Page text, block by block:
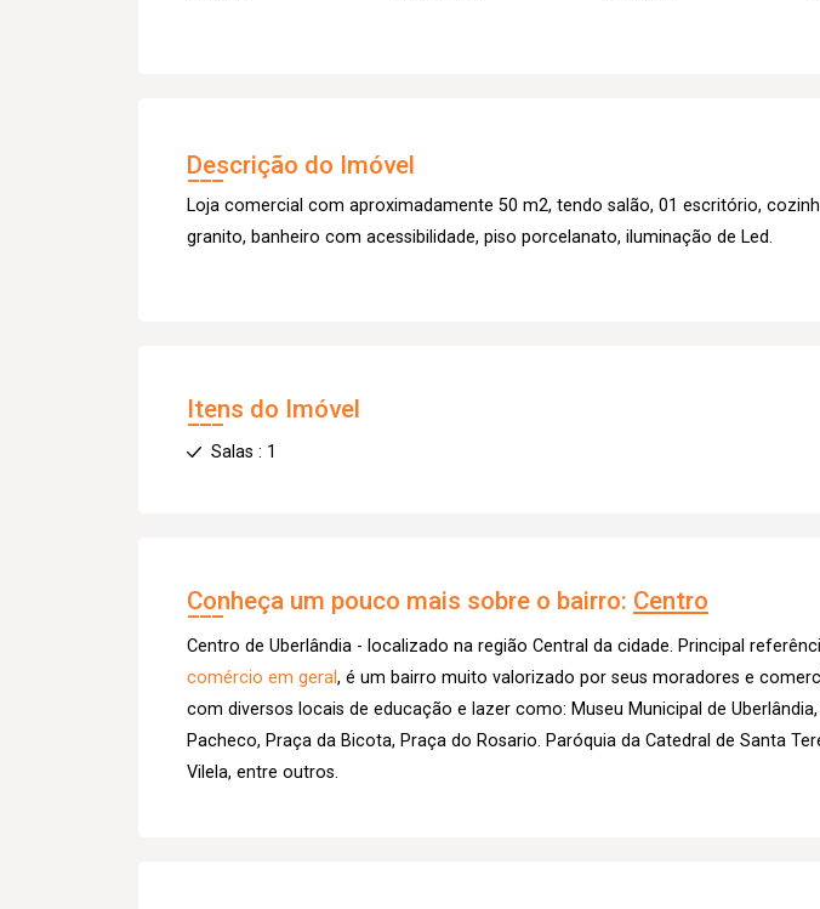
Descrição do Imóvel
Loja comercial com aproximadamente 50 m2, tendo salão, 01 escritório,
granito, banheiro com acessibilidade, piso porcelanato, iluminação de Led.
Itens do Imóvel
Salas : 1
Conheça um pouco mais sobre o bairro: Centro
Centro de Uberlândia - localizado na região Central da cidade. Principal
comércio em geral, é um bairro muito valorizado por seus moradores e
com diversos locais de educação e lazer como: Museu Municipal de
Pacheco, Praça da Bicota, Praça do Rosario. Paróquia da Catedral de Santa
Vilela, entre outros.